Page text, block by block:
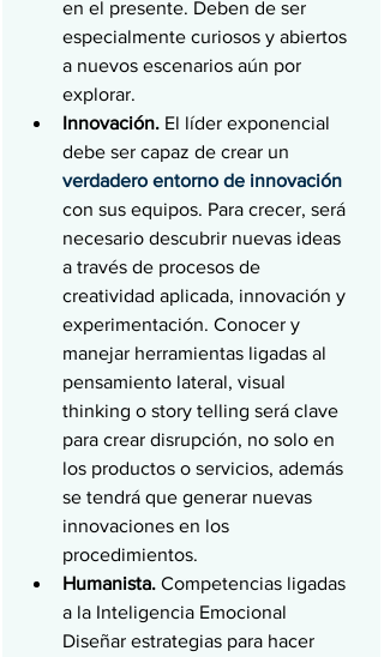
en el presente. Deben de ser
especialmente curiosos y abiertos
a nuevos escenarios aún por
explorar.
Innovación. El líder exponencial
debe ser capaz de crear un
verdadero entorno de innovación
con sus equipos. Para crecer, será
necesario descubrir nuevas ideas
a través de procesos de
creatividad aplicada, innovación y
experimentación. Conocer y
manejar herramientas ligadas al
pensamiento lateral, visual
thinking o story telling será clave
para crear disrupción, no solo en
los productos o servicios, además
se tendrá que generar nuevas
innovaciones en los
procedimientos.
Humanista. Competencias ligadas
a la Inteligencia Emocional
Diseñar estrategias para hacer